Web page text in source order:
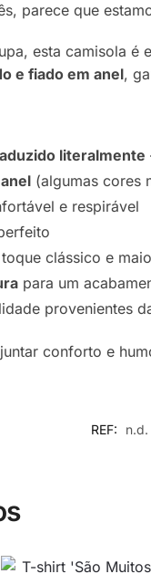
parece que
esta camisola
e fiado em anel,
literalmente
(algumas cores
e respirável
clássico e
para um
provenientes
conforto e
REF: n.d.